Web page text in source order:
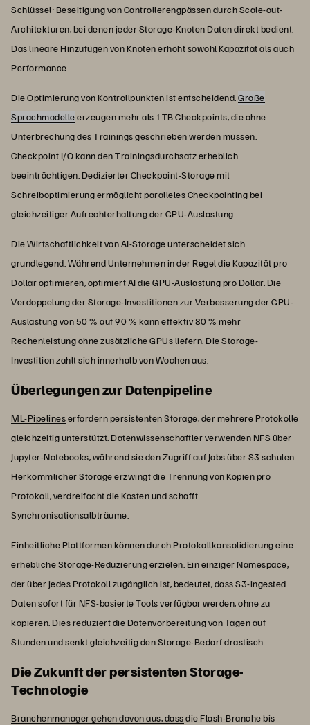
Schlüssel: Beseitigung von Controllerengpässen durch Scale-out-
Architekturen, bei denen jeder Storage-Knoten Daten direkt bedient.
Das lineare Hinzufügen von Knoten erhöht sowohl Kapazität als auch
Performance.
Die Optimierung von Kontrollpunkten ist entscheidend.Große
Sprachmodelleerzeugen mehr als 1TB Checkpoints, die ohne
Unterbrechung des Trainings geschrieben werden müssen.
Checkpoint I/O kann den Trainingsdurchsatz erheblich
beeinträchtigen. Dedizierter Checkpoint-Storage mit
Schreiboptimierung ermöglicht paralleles Checkpointing bei
gleichzeitiger Aufrechterhaltung der GPU-Auslastung.
Die Wirtschaftlichkeit von AI-Storage unterscheidet sich
grundlegend. Während Unternehmen in der Regel die Kapazität pro
Dollar optimieren, optimiert AI die GPU-Auslastung pro Dollar. Die
Verdoppelung der Storage-Investitionen zur Verbesserung der GPU-
Auslastung von 50 % auf 90 % kann effektiv 80 % mehr
Rechenleistung ohne zusätzliche GPUs liefern. Die Storage-
Investition zahlt sich innerhalb von Wochen aus.
Überlegungen zur Datenpipeline
ML-Pipelineserfordern persistenten Storage, der mehrere Protokolle
gleichzeitig unterstützt. Datenwissenschaftler verwenden NFS über
Jupyter-Notebooks, während sie den Zugriff auf Jobs über S3 schulen.
Herkömmlicher Storage erzwingt die Trennung von Kopien pro
Protokoll, verdreifacht die Kosten und schafft
Synchronisationsalbträume.
Einheitliche Plattformen können durch Protokollkonsolidierung eine
erhebliche Storage-Reduzierung erzielen. Ein einziger Namespace,
der über jedes Protokoll zugänglich ist, bedeutet, dass S3-ingested
Daten sofort für NFS-basierte Tools verfügbar werden, ohne zu
kopieren. Dies reduziert die Datenvorbereitung von Tagen auf
Stunden und senkt gleichzeitig den Storage-Bedarf drastisch.
Die Zukunft der persistenten Storage-
Technologie
Branchenmanager gehen davon aus, dassdie Flash-Branche bis